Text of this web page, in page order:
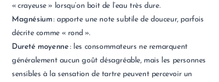
« crayeuse » lorsqu’on boit de l’eau très dure.
Magnésium: apporte une note subtile de douceur, parfois
décrite comme « rond ».
Dureté moyenne: les consommateurs ne remarquent
généralement aucun goût désagréable, mais les personnes
sensibles à la sensation de tartre peuvent percevoir un